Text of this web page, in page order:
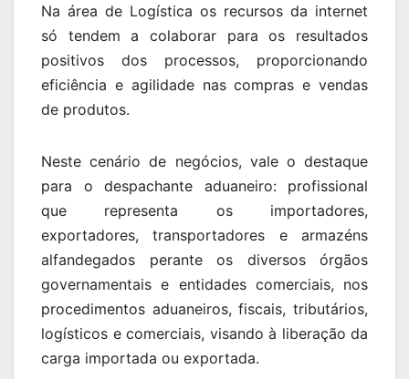
Na área de Logística os recursos da internet
só tendem a colaborar para os resultados
positivos dos processos, proporcionando
eficiência e agilidade nas compras e vendas
de produtos.
Neste cenário de negócios, vale o destaque
para o despachante aduaneiro: profissional
que representa os importadores,
exportadores, transportadores e armazéns
alfandegados perante os diversos órgãos
governamentais e entidades comerciais, nos
procedimentos aduaneiros, fiscais, tributários,
logísticos e comerciais, visando à liberação da
carga importada ou exportada.